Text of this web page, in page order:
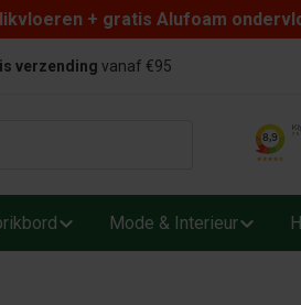
+ gratis Alufoam
verzending vanaf €95
Mode & Interieur